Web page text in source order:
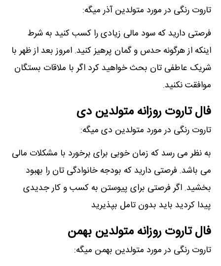
تاروت رنگی در مورد متولدین آذر میگه:
فرصتی دارید که سود مالی زیادی را کسب کنید به شرط
اینکه از هرگونه حدس و گمان پرهیز کنید. امروز بعد از ظهر با
شریک عاطفی تان بحث خواهید کرد اگر با ملاقات بستگان
موافقت نکنید.
فال تاروت روزانه متولدین دی
تاروت رنگی در مورد متولدین دی میگه:
به نظر می رسد که زمان خوبی برای برخورد با مشکلات مالی
می باشد. فرصتی دارید که بودجه خانوادگی تان را بهبود
بخشید. اگر فرصتی برای پیوستن به کسب و کار جدیدی
پیدا کردید باید بدون تامل بپذیرید
فال تاروت روزانه متولدین بهمن
تاروت رنگی در مورد متولدین بهمن میگه: